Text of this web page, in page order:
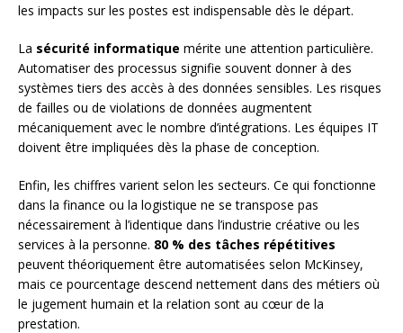
les impacts sur les postes est indispensable dès le départ.
La sécurité informatique mérite une attention particulière.
Automatiser des processus signifie souvent donner à des
systèmes tiers des accès à des données sensibles. Les risques
de failles ou de violations de données augmentent
mécaniquement avec le nombre d’intégrations. Les équipes IT
doivent être impliquées dès la phase de conception.
Enfin, les chiffres varient selon les secteurs. Ce qui fonctionne
dans la finance ou la logistique ne se transpose pas
nécessairement à l’identique dans l’industrie créative ou les
services à la personne. 80 % des tâches répétitives
peuvent théoriquement être automatisées selon McKinsey,
mais ce pourcentage descend nettement dans des métiers où
le jugement humain et la relation sont au cœur de la
prestation.